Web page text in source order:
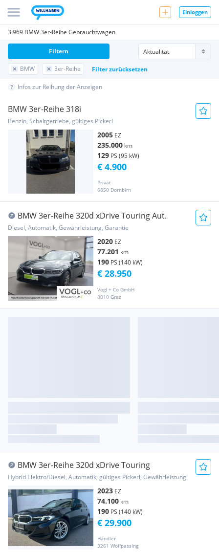
Einloggen
3.969 BMW 3er-Reihe Gebrauchtwagen
BMW 3er-Reihe Filter zurücksetzen
Filtern
Infos zur Reihung der Anzeigen
BMW 3er-Reihe 318i
Benzin, Schaltgetriebe, gültiges Pickerl
2005 EZ
235.000 km
129 PS (95 kW)
Privat
6850 Dornbirn
€ 4.900
BMW 3er-Reihe 320d xDrive Touring Aut.
Diesel, Automatik, Gewährleistung, Garantie
2020 EZ
77.201 km
190 PS (140 kW)
Vogl + Co GmbH
8010 Graz
€ 28.950
BMW 3er-Reihe 320d xDrive Touring
Hybrid Elektro/Diesel, Automatik, gültiges Pickerl, Gewährleistung
2023 EZ
74.100 km
190 PS (140 kW)
Händler
3261 Wolfpassing
€ 29.900